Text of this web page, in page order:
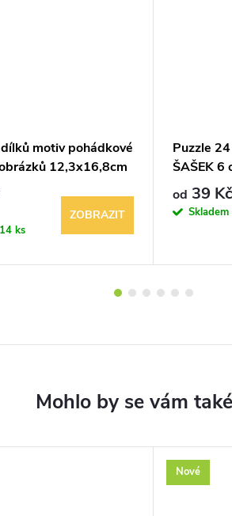
motiv pohádkové
12,3x16,8cm
14 ks
ZOBRAZIT
Puzzle
ŠAŠEK 6
od 39 Kč
Skladem
Nové